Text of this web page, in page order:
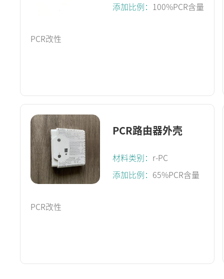
添加比例： 100%PCR含量
PCR改性
PCR路由器外壳
材料类别： r-PC
添加比例： 65%PCR含量
PCR改性